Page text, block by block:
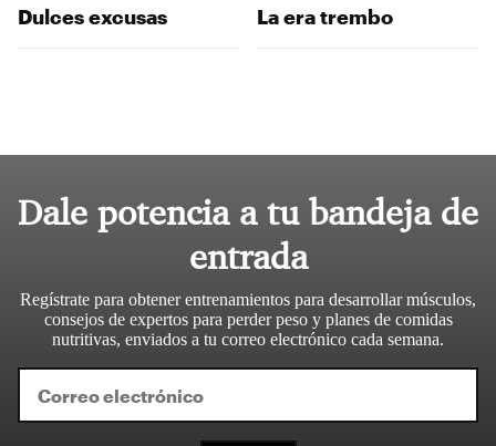
Dulces excusas La era trembo
Dale potencia a tu bandeja de
entrada
Regístrate para obtener entrenamientos para desarrollar músculos,
consejos de expertos para perder peso y planes de comidas
nutritivas, enviados a tu correo electrónico cada semana.